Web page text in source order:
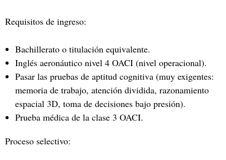
Requisitos de ingreso:
Bachillerato o titulación equivalente.
Inglés aeronáutico nivel 4 OACI (nivel operacional).
Pasar las pruebas de aptitud cognitiva (muy exigentes:
memoria de trabajo, atención dividida, razonamiento
espacial 3D, toma de decisiones bajo presión).
Prueba médica de la clase 3 OACI.
Proceso selectivo: